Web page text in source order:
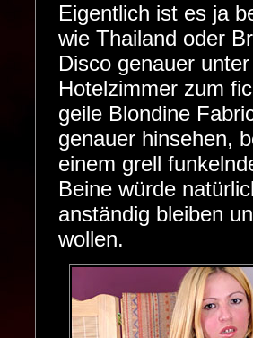
Eigentlich ist es ja
wie Thailand oder
Disco genauer
Hotelzimmer zum
geile Blondine
genauer hinsehen,
einem grell
Beine würde
anständig bleiben
wollen.